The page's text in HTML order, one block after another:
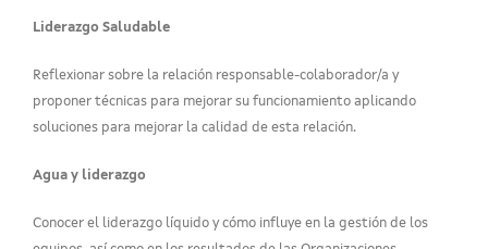
Liderazgo Saludable
Reflexionar sobre la relación responsable-colaborador/a y
proponer técnicas para mejorar su funcionamiento aplicando
soluciones para mejorar la calidad de esta relación.
Agua y liderazgo
Conocer el liderazgo líquido y cómo influye en la gestión de los